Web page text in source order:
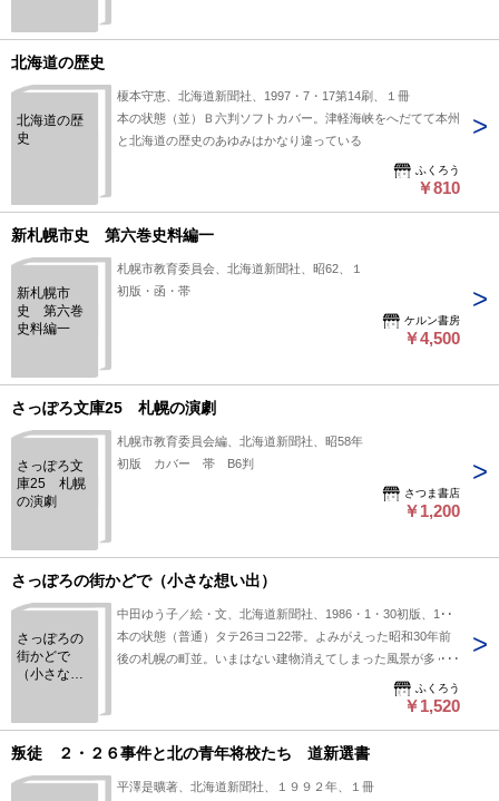
北海道の歴史
北海道の歴
史
榎本守恵、北海道新聞社、1997・7・17第14刷、１冊
本の状態（並）Ｂ六判ソフトカバー。津軽海峡をへだてて本州
と北海道の歴史のあゆみはかなり違っている
ふくろう
￥810
新札幌市史 第六巻史料編一
新札幌市
史 第六巻
史料編一
札幌市教育委員会、北海道新聞社、昭62、１
初版・函・帯
ケルン書房
￥4,500
さっぽろ文庫25 札幌の演劇
さっぽろ文
庫25 札幌
の演劇
札幌市教育委員会編、北海道新聞社、昭58年
初版 カバー 帯 B6判
さつま書店
￥1,200
さっぽろの街かどで（小さな想い出）
さっぽろの
街かどで
（小さな想
中田ゆう子／絵・文、北海道新聞社、1986・1・30初版、1冊
本の状態（普通）タテ26ヨコ22帯。よみがえった昭和30年前
後の札幌の町並。いまはない建物消えてしまった風景が多くの
ふくろう
￥1,520
叛徒 ２・２６事件と北の青年将校たち 道新選書
平澤是曠著、北海道新聞社、１９９２年、１冊